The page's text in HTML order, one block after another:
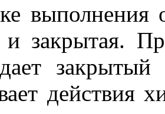
выполнения
и закрытая.
действия